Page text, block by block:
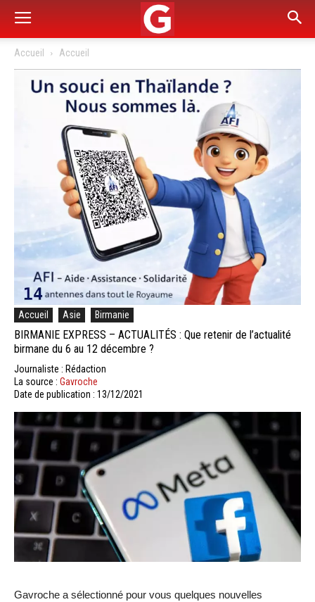
Accueil Accueil
Accueil Asie Birmanie
BIRMANIE EXPRESS – ACTUALITÉS : Que retenir de l’actualité
birmane du 6 au 12 décembre ?
Journaliste : Rédaction
La source : Gavroche
Date de publication : 13/12/2021
Gavroche a sélectionné pour vous quelques nouvelles